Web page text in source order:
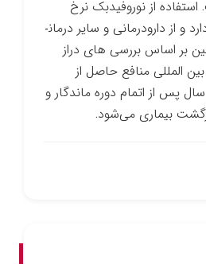
از نوروفیدبک نرخ
بهبودی بسیار بالایی دارد و از دارو­درمانی و سایر درمان­
بر اساس بررسی­ های دراز
المللی منافع حاصل از
پس از اتمام دوره ماندگار و
بیماری می‌شود.